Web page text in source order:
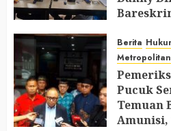
Berita
Metropolitan
Pucuk
Temuan
Amunisi,